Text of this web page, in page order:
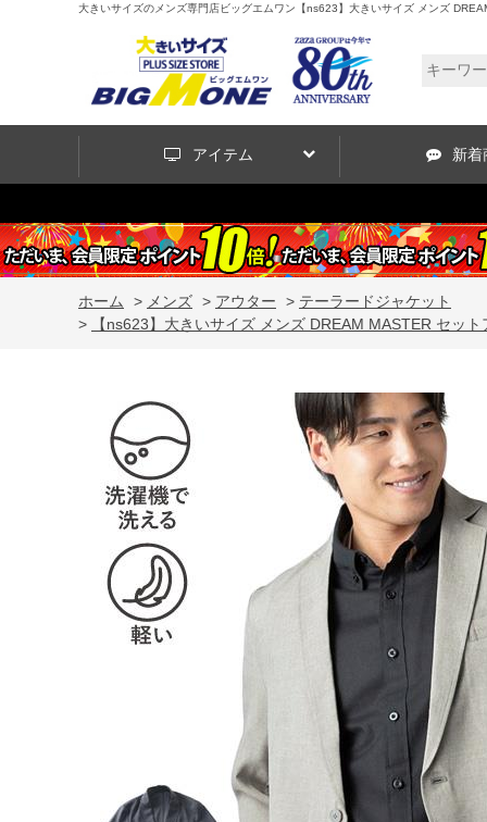
大きいサイズのメンズ専門店ビッグエムワン【ns623】大きいサイズ メンズ
アイテム 新着
ホーム > メンズ > アウター > テーラードジャケット
>
【ns623】大きいサイズ メンズ DREAM MASTER セッ